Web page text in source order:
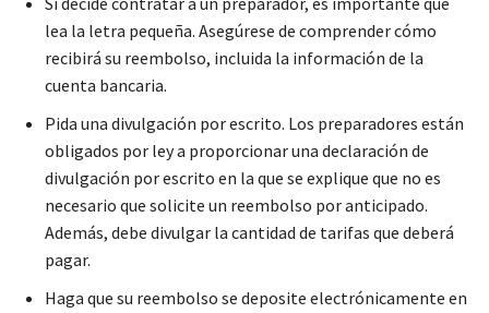
lea la letra pequeña. Asegúrese de comprender cómo
recibirá su reembolso, incluida la información de la
cuenta bancaria.
Pida una divulgación por escrito. Los preparadores están
obligados por ley a proporcionar una declaración de
divulgación por escrito en la que se explique que no es
necesario que solicite un reembolso por anticipado.
Además, debe divulgar la cantidad de tarifas que deberá
pagar.
Haga que su reembolso se deposite electrónicamente en